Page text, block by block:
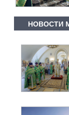
НОВОСТИ